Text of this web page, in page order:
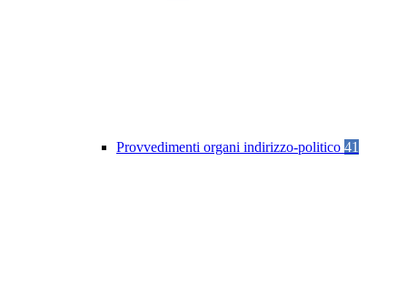
Provvedimenti organi indirizzo-politico 41